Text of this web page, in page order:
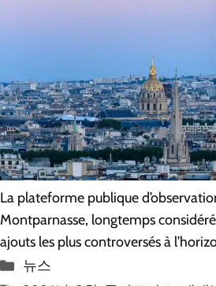
La plateforme publique
Montparnasse, longtemps
ajouts les plus controversés à
카
뉴스